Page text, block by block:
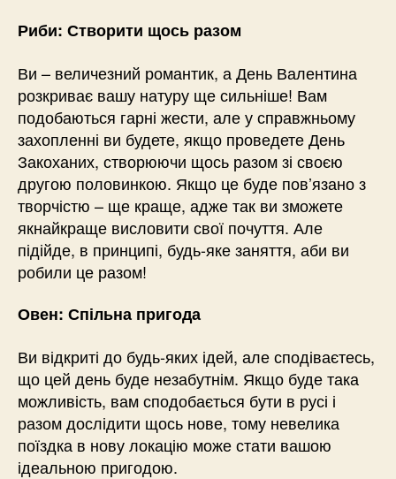
Риби: Створити щось разом
Ви – величезний романтик, а День Валентина
розкриває вашу натуру ще сильніше! Вам
подобаються гарні жести, але у справжньому
захопленні ви будете, якщо проведете День
Закоханих, створюючи щось разом зі своєю
другою половинкою. Якщо це буде пов’язано з
творчістю – ще краще, адже так ви зможете
якнайкраще висловити свої почуття. Але
підійде, в принципі, будь-яке заняття, аби ви
робили це разом!
Овен: Спільна пригода
Ви відкриті до будь-яких ідей, але сподіваєтесь,
що цей день буде незабутнім. Якщо буде така
можливість, вам сподобається бути в русі і
разом дослідити щось нове, тому невелика
поїздка в нову локацію може стати вашою
ідеальною пригодою.